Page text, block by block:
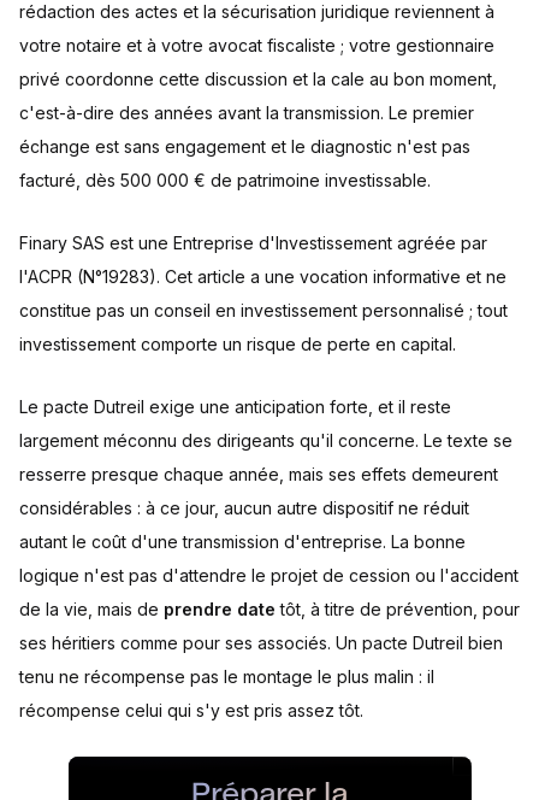
rédaction des actes et la sécurisation juridique reviennent à
votre notaire et à votre avocat fiscaliste ; votre gestionnaire
privé coordonne cette discussion et la cale au bon moment,
c'est-à-dire des années avant la transmission. Le premier
échange est sans engagement et le diagnostic n'est pas
facturé, dès 500 000 € de patrimoine investissable.
Finary SAS est une Entreprise d'Investissement agréée par
l'ACPR (N°19283). Cet article a une vocation informative et ne
constitue pas un conseil en investissement personnalisé ; tout
investissement comporte un risque de perte en capital.
Le pacte Dutreil exige une anticipation forte, et il reste
largement méconnu des dirigeants qu'il concerne. Le texte se
resserre presque chaque année, mais ses effets demeurent
considérables : à ce jour, aucun autre dispositif ne réduit
autant le coût d'une transmission d'entreprise. La bonne
logique n'est pas d'attendre le projet de cession ou l'accident
de la vie, mais de prendre date tôt, à titre de prévention, pour
ses héritiers comme pour ses associés. Un pacte Dutreil bien
tenu ne récompense pas le montage le plus malin : il
récompense celui qui s'y est pris assez tôt.